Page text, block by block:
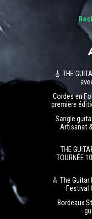
🎸 THE
Cordes en
première
Sangle
Artisanat
THE
TOURNÉE
🎸 The
Festival
Bordeaux